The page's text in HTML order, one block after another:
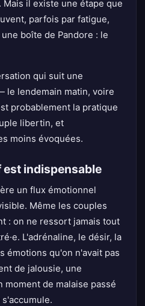
il existe une étape que
parfois par fatigue,
boîte de Pandore : le
qui suit une
le lendemain matin, voire
probablement la pratique
libertin, et
moins évoquées.
est indispensable
un flux émotionnel
Même les couples
: on ne ressort jamais tout
L'adrénaline, le désir, la
émotions qu'on n'avait pas
de jalousie, une
de malaise passé